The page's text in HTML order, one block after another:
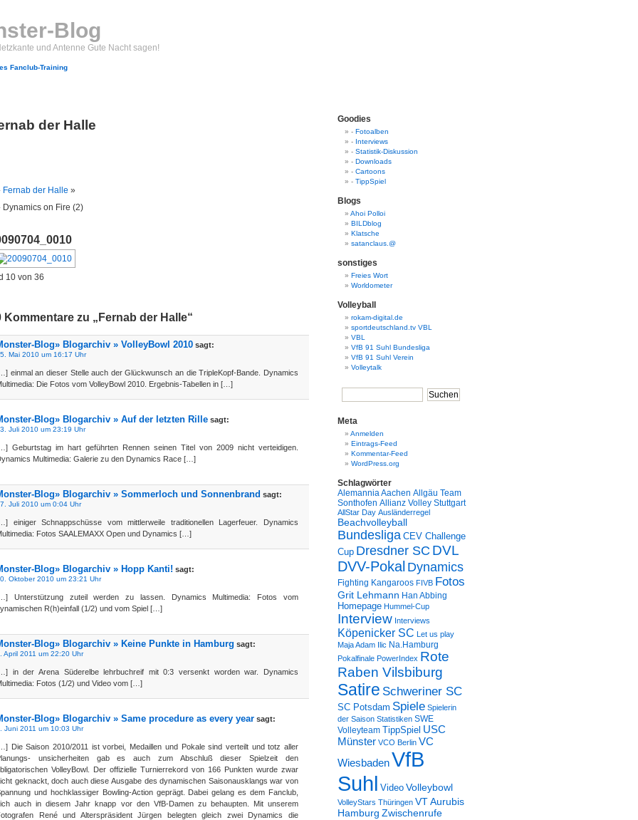
Blog
und Antenne Gute Nacht sagen!
Fanclub-Training
der Halle
Fernab der Halle »
Dynamics on Fire (2)
10 von 36
Kommentare zu „Fernab der Halle“
Blog» Blogarchiv » VolleyBowl 2010 sagt:
Mai 2010 um 16:17 Uhr
einmal an dieser Stelle auch der Glückwunsch an die TripleKopf-Bande. Dynamics
Die Fotos vom VolleyBowl 2010. Ergebnis-Tabellen in […]
Blog» Blogarchiv » Auf der letzten Rille sagt:
Juli 2010 um 23:19 Uhr
Geburtstag im hart geführten Rennen seinen Titel von 2009 nicht verteidigen.
Multimedia: Galerie zu den Dynamics Race […]
Blog» Blogarchiv » Sommerloch und Sonnenbrand sagt:
Juli 2010 um 0:04 Uhr
einiger Schnappschüsse vom mittlerweile traditionellen Lagerfeuer. Dynamics
Fotos SAALEMAXX Open und Dynamics […]
Blog» Blogarchiv » Hopp Kanti! sagt:
Oktober 2010 um 23:21 Uhr
Unterstützung zuteil werden zu lassen. Dynamics Multimedia: Fotos vom
R(h)einfall (1/2) und vom Spiel […]
Blog» Blogarchiv » Keine Punkte in Hamburg sagt:
April 2011 um 22:20 Uhr
in der Arena Süderelbe lehrbuchreif mit 0:3 versenkt worden war. Dynamics
Fotos (1/2) und Video vom […]
Blog» Blogarchiv » Same procedure as every year sagt:
Juni 2011 um 10:03 Uhr
Die Saison 2010/2011 ist vorbei, Medaillen und Pokale sind verteilt und totz aller
unsicherheiten gab es auch zum Abschluß dieser Spielzeit den
VolleyBowl. Der offizielle Turnierrekord von 166 Punkten wurde zwar
geknackt, doch auch diese Ausgabe des dynamischen Saisonausklangs war von
und hochklassiger Bowling-Action geprägt. Dabei gelang es dem Fanclub,
auch in diesem Jahr knapp vor den VfB-Damen zu behaupten. Mit unserem
René und Alterspräsident Jürgen belegten gleich zwei Dynamics die
Goodies
- Fotoalben
- Interviews
- Statistik-Diskussion
- Downloads
- Cartoons
- TippSpiel
Blogs
Ahoi Polloi
BILDblog
Klatsche
satanclaus.@
sonstiges
Freies Wort
Worldometer
Volleyball
rokam-digital.de
sportdeutschland.tv VBL
VBL
VfB 91 Suhl Bundesliga
VfB 91 Suhl Verein
Volleytalk
Meta
Anmelden
Eintrags-Feed
Kommentar-Feed
WordPress.org
Schlagwörter
Alemannia Aachen Allgäu Team
Sonthofen Allianz Volley Stuttgart
AllStar Day Ausländerregel
Beachvolleyball
Bundesliga CEV Challenge
Cup Dresdner SC DVL
DVV-Pokal Dynamics
Fighting Kangaroos FIVB Fotos
Grit Lehmann Han Abbing
Homepage Hummel-Cup
Interview Interviews
Köpenicker SC Let us play
Maja Adam Ilic Na.Hamburg
Pokalfinale PowerIndex Rote
Raben Vilsbiburg
Satire Schweriner SC
SC Potsdam Spiele Spielerin
der Saison Statistiken SWE
Volleyteam TippSpiel USC
Münster VCO Berlin VC
WiesbadenVfB
Suhl Video Volleybowl
VolleyStars Thüringen VT Aurubis
Hamburg Zwischenrufe